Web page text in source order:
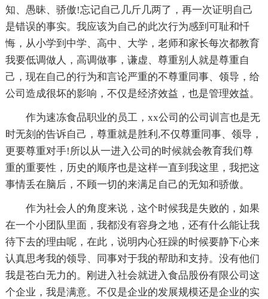
知、愚昧、骄傲!忘记自己几斤几两了，再一次证明自己
是错误的事实。我应该为自己的此次行为感到可耻和忏
悔，从小学到中学、高中、大学，老师和家长每次都教育
我要低调做人，高调做事，谦虚、尊重别人就是尊重自
己，现在自己的行为和言论严重的不尊重同事、领导，给
公司造成很坏的影响，不仅是经济效益，也是管理效益。
作为速冻食品职业的员工，xx公司的公司训言也是无
时无刻的告诉自己，尊重就是胜利,不仅尊重同事、领导，
更要尊重对手!所以从一进入公司的时候就会教育我们尊
重的重要性，历史的顺序也是这样一直到我这里，我把这
事情丢在脑后，不顾一切的来满足自己的无知和骄傲。
作为社会人的角度来说，这个时候我是失败的，如果
在一个小团队里面，我都没有容身之地，还有什么能让我
待下去的理由呢，在此，说明内心狂躁的时候要静下心来
认真思考我的领导、同事对于我的帮助和支持。没有他们
我是苍白无力的。刚进入社会就进入食品股份有限公司这
个企业，我是满意。不仅是企业的发展规模还是企业的实